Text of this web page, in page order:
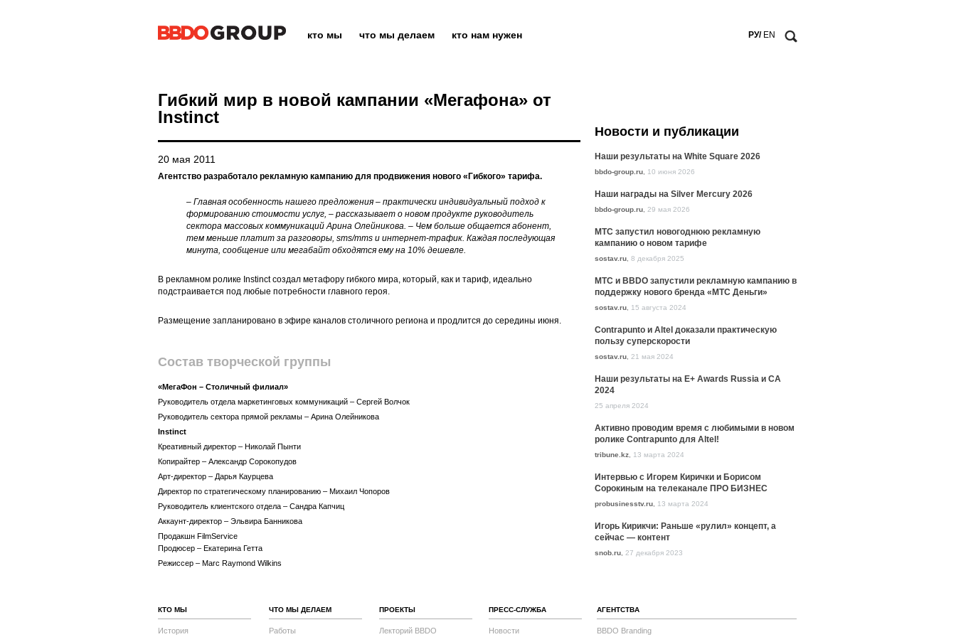
кто мы что мы делаем кто нам нужен РУ/ EN
Гибкий мир в новой кампании «Мегафона» от
Instinct
20 мая 2011
Агентство разработало рекламную кампанию для продвижения нового «Гибкого» тарифа.
– Главная особенность нашего предложения – практически индивидуальный подход к
формированию стоимости услуг, – рассказывает о новом продукте руководитель
сектора массовых коммуникаций Арина Олейникова. – Чем больше общается абонент,
тем меньше платит за разговоры, sms/mms и интернет-трафик. Каждая последующая
минута, сообщение или мегабайт обходятся ему на 10% дешевле.
В рекламном ролике Instinct создал метафору гибкого мира, который, как и тариф, идеально
подстраивается под любые потребности главного героя.
Размещение запланировано в эфире каналов столичного региона и продлится до середины июня.
Состав творческой группы
«МегаФон – Столичный филиал»
Руководитель отдела маркетинговых коммуникаций – Сергей Волчок
Руководитель сектора прямой рекламы – Арина Олейникова
Instinct
Креативный директор – Николай Пынти
Копирайтер – Александр Сорокопудов
Арт-директор – Дарья Каурцева
Директор по стратегическому планированию – Михаил Чопоров
Руководитель клиентского отдела – Сандра Капчиц
Аккаунт-директор – Эльвира Банникова
Продакшн FilmService
Продюсер – Екатерина Гетта
Режиссер – Marc Raymond Wilkins
Новости и публикации
Наши результаты на White Square 2026
bbdo-group.ru 10 июня 2026
Наши награды на Silver Mercury 2026
bbdo-group.ru 29 мая 2026
МТС запустил новогоднюю рекламную
кампанию о новом тарифе
sostav.ru 8 декабря 2025
МТС и BBDO запустили рекламную кампанию в
поддержку нового бренда «МТС Деньги»
sostav.ru 15 августа 2024
Contrapunto и Altel доказали практическую
пользу суперскорости
sostav.ru 21 мая 2024
Наши результаты на E+ Awards Russia и CA
2024
25 апреля 2024
Активно проводим время с любимыми в новом
ролике Contrapunto для Altel!
tribune.kz 13 марта 2024
Интервью с Игорем Кирички и Борисом
Сорокиным на телеканале ПРО БИЗНЕС
probusinesstv.ru 13 марта 2024
Игорь Кирикчи: Раньше «рулил» концепт, а
сейчас — контент
snob.ru 27 декабря 2023
КТО МЫ
История
ЧТО МЫ ДЕЛАЕМ
Работы
ПРОЕКТЫ
Лекторий BBDO
ПРЕСС-СЛУЖБА
Новости
АГЕНТСТВА
BBDO Branding